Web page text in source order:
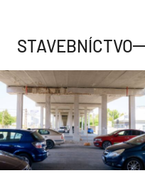
STAVEBNÍCTVO